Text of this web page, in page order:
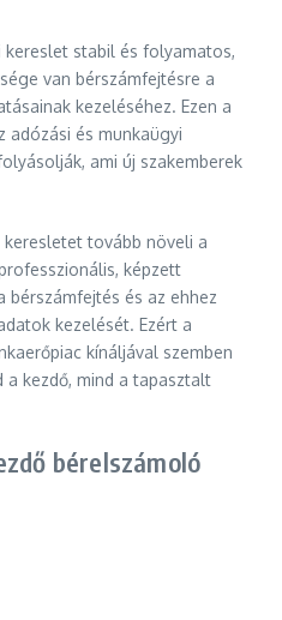
stabil és folyamatos,
van bérszámfejtésre a
kezeléséhez. Ezen a
adózási és munkaügyi
ami új szakemberek
tovább növeli a
képzett
bérszámfejtés és az ehhez
kezelését. Ezért a
kínáljával szemben
a kezdő, mind a tapasztalt
bérelszámoló